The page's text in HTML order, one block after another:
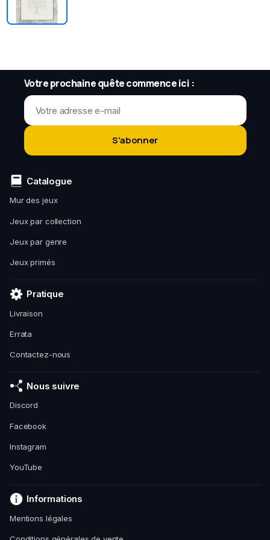
Votre prochaine quête commence ici :
S'abonner
Catalogue
Mur des jeux
Jeux par collection
Jeux par genre
Jeux primés
Pratique
Livraison
Errata
Contactez-nous
Nous suivre
Discord
Facebook
Instagram
YouTube
Informations
Mentions légales